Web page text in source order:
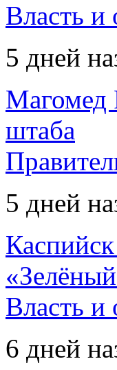
Власть и
5 дней
Магомед
штаба
5 дней
Власть и
6 дней